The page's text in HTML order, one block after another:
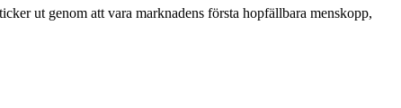
ut genom att vara marknadens första hopfällbara menskopp,